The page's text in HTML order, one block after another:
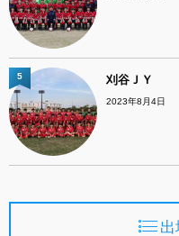
刈谷ＪＹ
2023年8月4日
5
出